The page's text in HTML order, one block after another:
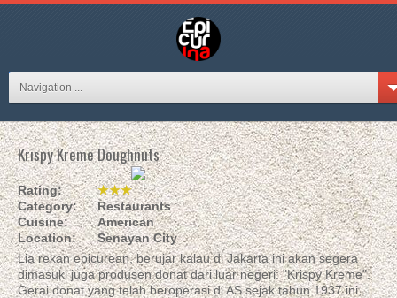
Navigation ...
Krispy Kreme Doughnuts
Rating:
★★★
Category:
Restaurants
Cuisine:
American
Location:
Senayan City
Lia rekan epicurean, berujar kalau di Jakarta ini akan segera
dimasuki juga produsen donat dari luar negeri: "Krispy Kreme".
Gerai donat yang telah beroperasi di AS sejak tahun 1937 ini,